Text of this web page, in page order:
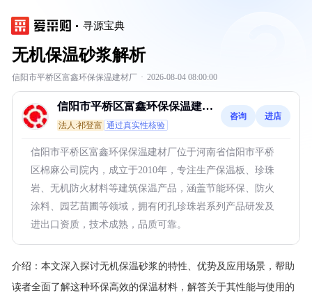
寻源宝典
无机保温砂浆解析
信阳市平桥区富鑫环保保温建材厂 · 2026-08-04 08:00:00
信阳市平桥区富鑫环保保温建材
厂
法人:祁登富 通过真实性核验
咨询 进店
信阳市平桥区富鑫环保保温建材厂位于河南省信阳市平桥
区棉麻公司院内，成立于2010年，专注生产保温板、珍珠
岩、无机防火材料等建筑保温产品，涵盖节能环保、防火
涂料、园艺苗圃等领域，拥有闭孔珍珠岩系列产品研发及
进出口资质，技术成熟，品质可靠。
介绍： 本文深入探讨无机保温砂浆的特性、优势及应用场景，帮助
读者全面了解这种环保高效的保温材料，解答关于其性能与使用的